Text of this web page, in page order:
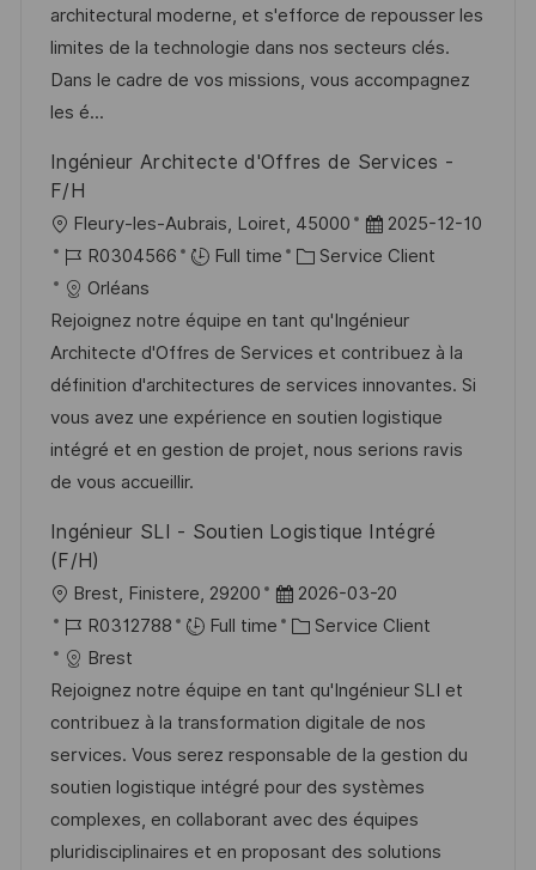
l
i
s
a
i
d
a
i
é
r
e
n
e
p
o
s
é
g
o
e
architectural moderne, et s'efforce de repousser les
limites de la technologie dans nos secteurs clés.
Dans le cadre de vos missions, vous accompagnez
les é...
Ingénieur Architecte d'Offres de Services -
F/H
o
c
a
l
i
s
a
t
o
Fleury-les-Aubrais, Loiret, 45000
D
a
e
d
’
a
f
c
2025-12-10
R
é
f
é
r
e
n
c
d
o
s
R0304566 Full time
C
t
é
g
o
r
Service Client
Orléans
Rejoignez notre équipe en tant qu'Ingénieur
Architecte d'Offres de Services et contribuez à la
définition d'architectures de services innovantes. Si
vous avez une expérience en soutien logistique
intégré et en gestion de projet, nous serions ravis
de vous accueillir.
Ingénieur SLI - Soutien Logistique Intégré
(F/H)
o
c
a
l
i
s
a
t
Brest, Finistere, 29200
D
a
e
d
’
a
f
f
2026-03-20
R
é
f
é
r
e
n
c
R0312788 Full time
C
t
é
g
o
r
i
Service Client
Brest
Rejoignez notre équipe en tant qu'Ingénieur SLI et
contribuez à la transformation digitale de nos
services. Vous serez responsable de la gestion du
soutien logistique intégré pour des systèmes
complexes, en collaborant avec des équipes
pluridisciplinaires et en proposant des solutions